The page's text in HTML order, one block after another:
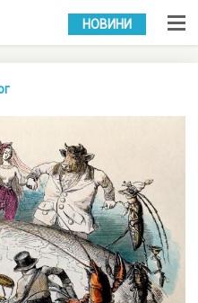
УКР РУС
НОВИНИ